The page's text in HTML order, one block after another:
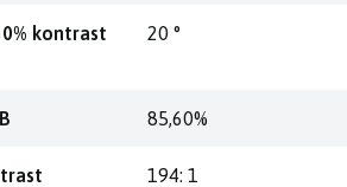
kontrast
20 °
85,60%
194: 1